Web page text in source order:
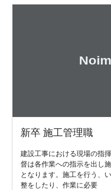
新卒 施工管理職
建設工事における現場の指
督は各作業への指示を出し
となります。施工を行う、
整をしたり、作業に必要